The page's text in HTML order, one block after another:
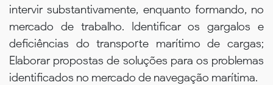
intervir substantivamente, enquanto formando, no
mercado de trabalho. Identificar os gargalos e
deficiências do transporte marítimo de cargas;
Elaborar propostas de soluções para os problemas
identificados no mercado de navegação marítima.